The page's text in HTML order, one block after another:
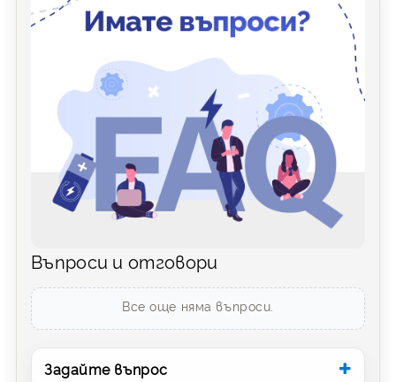
Въпроси и отговори
Все още няма въпроси.
Задайте въпрос